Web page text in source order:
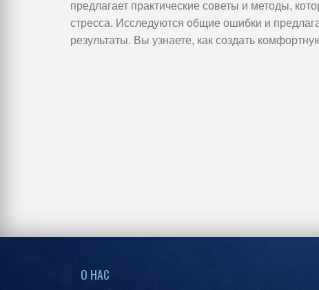
предлагает практические советы и методы,
стресса. Исследуются общие ошибки и
результаты. Вы узнаете, как создать
О НАС